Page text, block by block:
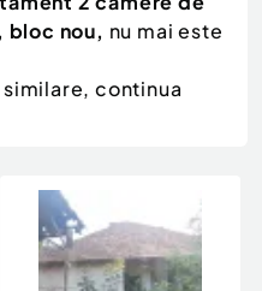
bloc nou, nu mai este
continua